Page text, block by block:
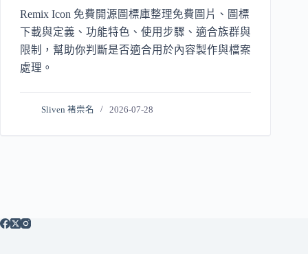
Remix Icon 免費開源圖標庫整理免費圖片、圖標
下載與定義、功能特色、使用步驟、適合族群與
限制，幫助你判斷是否適合用於內容製作與檔案
處理。
Sliven 褚崇名 2026-07-28